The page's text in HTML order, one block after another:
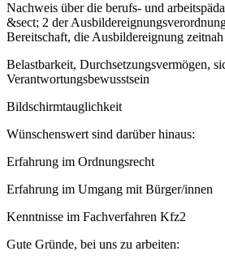
Nachweis über die berufs- und
&sect; 2 der
Bereitschaft, die Ausbildereignung
Belastbarkeit, Durchsetzungsvermögen,
Verantwortungsbewusstsein
Bildschirmtauglichkeit
Wünschenswert sind darüber hinaus:
Erfahrung im Ordnungsrecht
Erfahrung im Umgang mit Bürger/innen
Kenntnisse im Fachverfahren Kfz2
Gute Gründe, bei uns zu arbeiten: